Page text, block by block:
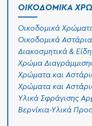
ΟΙΚΟΔΟΜΙΚΆ
Οικοδομικά
Οικοδομικά Αστάρια
Διακοσμητικά &
Χρώμα
Χρώματα και
Χρώματα και
Υλικά Σφράγισης
Βερνίκια-Υλικά